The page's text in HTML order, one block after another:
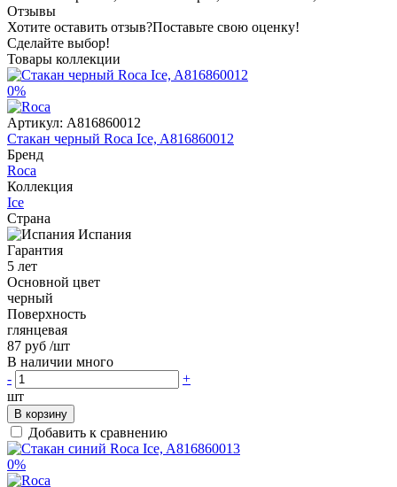
Отзывы
Хотите оставить отзыв?Поставьте свою оценку!
Сделайте выбор!
Товары коллекции
0%
Артикул: A816860012
Стакан черный Roca Ice, A816860012
Бренд
Roca
Коллекция
Ice
Страна
Испания
Гарантия
5 лет
Основной цвет
черный
Поверхность
глянцевая
87 руб /шт
В наличии много
-
+
шт
В корзину
Добавить к сравнению
0%